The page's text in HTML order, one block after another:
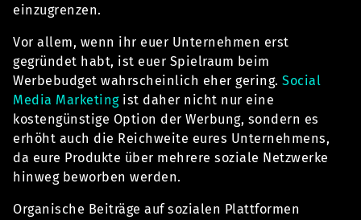
einzugrenzen.
Vor allem, wenn ihr euer Unternehmen erst
gegründet habt, ist euer Spielraum beim
Werbebudget wahrscheinlich eher gering. Social
Media Marketingist daher nicht nur eine
kostengünstige Option der Werbung, sondern es
erhöht auch die Reichweite eures Unternehmens,
da eure Produkte über mehrere soziale Netzwerke
hinweg beworben werden.
Organische Beiträge auf sozialen Plattformen